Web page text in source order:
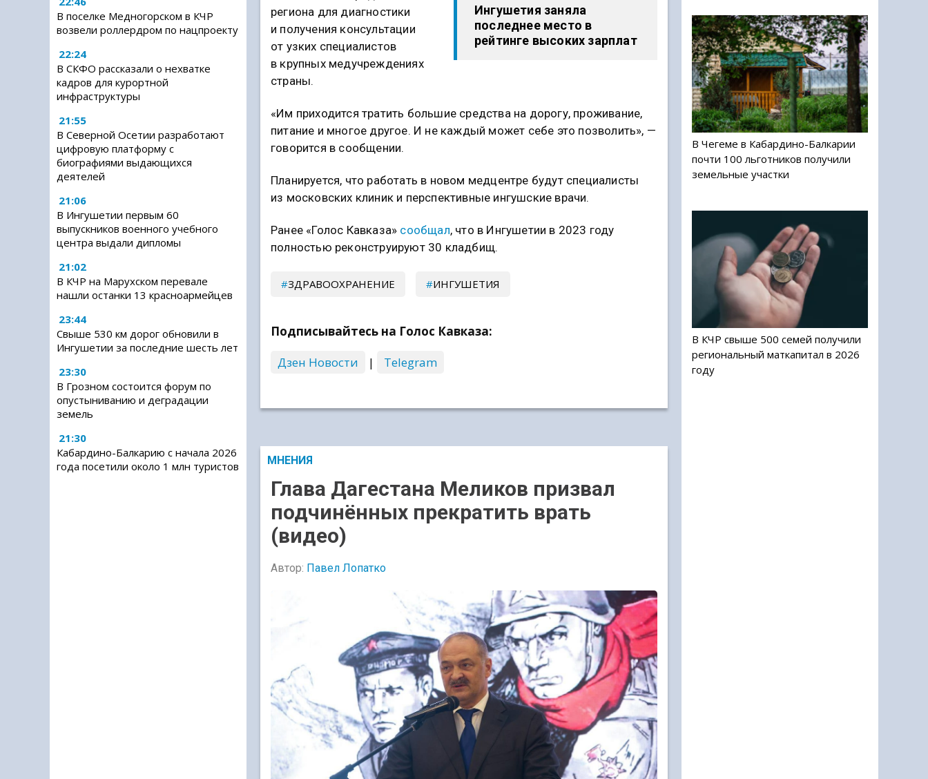
В поселке Медногорском в КЧР
возвели роллердром по нацпроекту
22:24
В СКФО рассказали о нехватке
кадров для курортной
инфраструктуры
21:55
В Северной Осетии разработают
цифровую платформу с
биографиями выдающихся
деятелей
21:06
В Ингушетии первым 60
выпускников военного учебного
центра выдали дипломы
21:02
В КЧР на Марухском перевале
нашли останки 13 красноармейцев
23:44
Свыше 530 км дорог обновили в
Ингушетии за последние шесть лет
23:30
В Грозном состоится форум по
опустыниванию и деградации
земель
21:30
Кабардино-Балкарию с начала 2026
года посетили около 1 млн туристов
Ингушетия заняла
последнее место в
рейтинге высоких зарплат
региона для диагностики
и получения консультации
от узких специалистов
в крупных медучреждениях
страны.
«Им приходится тратить большие средства на дорогу, проживание,
питание и многое другое. И не каждый может себе это позволить», —
говорится в сообщении.
Планируется, что работать в новом медцентре будут специалисты
из московских клиник и перспективные ингушские врачи.
Ранее «Голос Кавказа» сообщал, что в Ингушетии в 2023 году
полностью реконструируют 30 кладбищ.
ЗДРАВООХРАНЕНИЕ ИНГУШЕТИЯ
Подписывайтесь на Голос Кавказа:
Дзен Новости
| Telegram
МНЕНИЯ
Глава Дагестана Меликов призвал
подчинённых прекратить врать
(видео)
Автор: Павел Лопатко
В Чегеме в Кабардино-Балкарии
почти 100 льготников получили
земельные участки
В КЧР свыше 500 семей получили
региональный маткапитал в 2026
году